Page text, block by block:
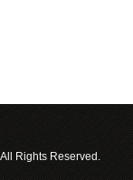
Rights Reserved.